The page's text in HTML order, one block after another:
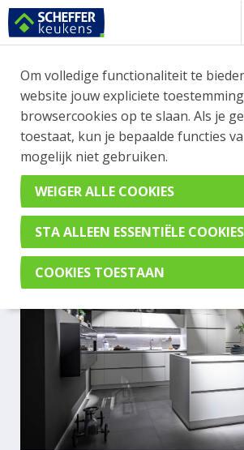
Greeploos keuken
GREEPLOZE WITTE
MET EEN
AV 2135 Wit
Om volledige functionaliteit te
website jouw expliciete
browsercookies op te slaan. Als je
toestaat, kun je bepaalde functies
mogelijk niet gebruiken.